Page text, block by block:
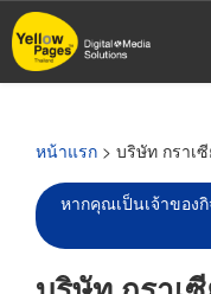
ข้าม
ไป
หน้าแรก > บริษัท กราเ
หากคุณเป็นเจ้าของ